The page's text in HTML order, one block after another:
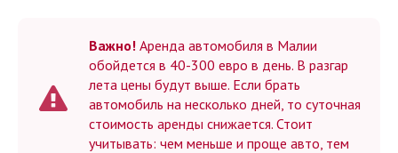
Важно! Аренда автомобиля в Малии
обойдется в 40-300 евро в день. В разгар
лета цены будут выше. Если брать
автомобиль на несколько дней, то суточная
стоимость аренды снижается. Стоит
учитывать: чем меньше и проще авто, тем